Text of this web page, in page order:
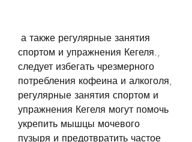
спортом и упражнения Кегеля.,
следует избегать чрезмерного
потребления кофеина и алкоголя,
регулярные занятия спортом и
упражнения Кегеля могут помочь
укрепить мышцы мочевого
пузыря и предотвратить частое